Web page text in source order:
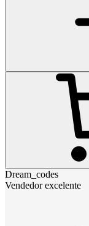
Dream_codes
Vendedor excelente